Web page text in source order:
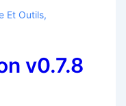
Et Outils,
v0.7.8